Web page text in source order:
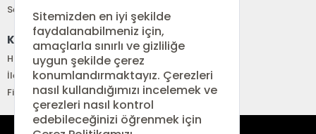
Sepetim
KURUMSAL
Hakkımızda
İletişim
Fiyat Listesi
Sitemizden en iyi şekilde
faydalanabilmeniz için,
amaçlarla sınırlı ve gizliliğe
uygun şekilde çerez
konumlandırmaktayız. Çerezleri
nasıl kullandığımızı incelemek ve
çerezleri nasıl kontrol
edebileceğinizi öğrenmek için